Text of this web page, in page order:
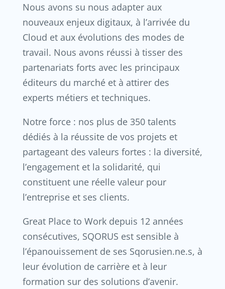
Nous avons su nous adapter aux
nouveaux enjeux digitaux, à l’arrivée du
Cloud et aux évolutions des modes de
travail. Nous avons réussi à tisser des
partenariats forts avec les principaux
éditeurs du marché et à attirer des
experts métiers et techniques.
Notre force : nos plus de 350 talents
dédiés à la réussite de vos projets et
partageant des valeurs fortes : la diversité,
l’engagement et la solidarité, qui
constituent une réelle valeur pour
l’entreprise et ses clients.
Great Place to Work depuis 12 années
consécutives, SQORUS est sensible à
l’épanouissement de ses Sqorusien.ne.s, à
leur évolution de carrière et à leur
formation sur des solutions d’avenir.